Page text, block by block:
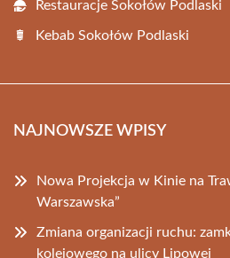
Restauracje Sokołów Podlaski
Kebab Sokołów Podlaski
NAJNOWSZE WPISY
Nowa Projekcja w Kinie na
Warszawska”
Zmiana organizacji ruchu:
kolejowego na ulicy Lipowej